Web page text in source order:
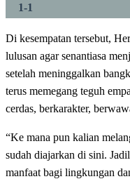
1-1
Di kesempatan tersebut,
lulusan agar senantiasa
setelah meninggalkan
terus memegang teguh
cerdas, berkarakter,
“Ke mana pun kalian
sudah diajarkan di sini.
manfaat bagi lingkungan